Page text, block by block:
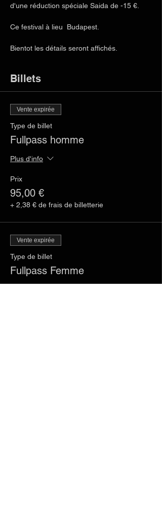
d'une réduction spéciale Saida de -15 €.
Ce festival à lieu  Budapest.
Bientot les détails seront affichés.
Billets
Vente expirée
Type de billet
Fullpass homme
Plus d'info
Prix
95,00 €
+ 2,38 € de frais de billetterie
Vente expirée
Type de billet
Fullpass Femme